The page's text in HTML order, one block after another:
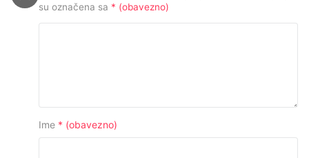
su označena sa * (obavezno)
Ime * (obavezno)